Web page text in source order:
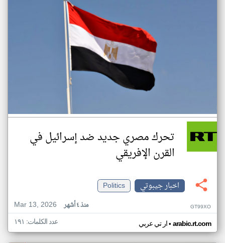
تحرك مصري جديد ضد إسرائيل في
القرن الإفريقي
اخبار جيبوتي
Politics
Mar 13, 2026
منذ ٤ أشهر GT99XO
ار تي عربي• arabic.rt.com عدد الكلمات: ١٩١